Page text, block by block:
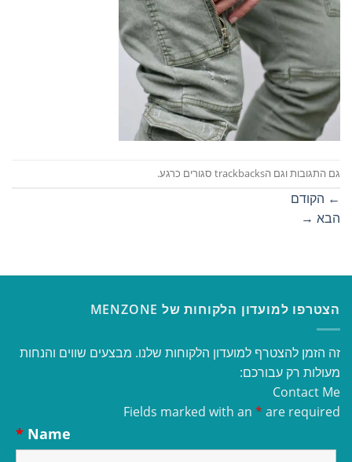
גם התגובות וגם הtrackbacks סגורים כרגע.
← הקודם
הבא →
הצטרפו למועדון הלקוחות של MENZONE
זה הזמן להצטרף למועדון הלקוחות שלנו. מבצעים שווים והנחות
מעולות רק עבורכם:
Contact Me
Fields marked with an * are required
Name
*